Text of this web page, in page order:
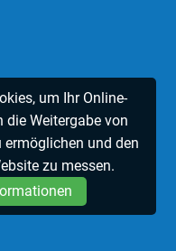
um Ihr Online-
die Weitergabe von
und den
zu messen.